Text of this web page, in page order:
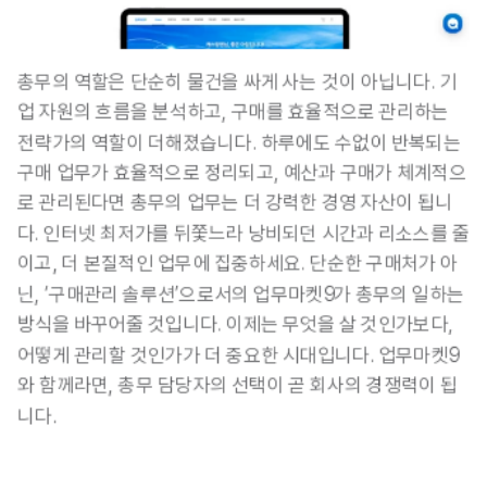
총무의 역할은 단순히 물건을 싸게 사는 것이 아닙니다. 기
업 자원의 흐름을 분석하고, 구매를 효율적으로 관리하는
전략가의 역할이 더해졌습니다. 하루에도 수없이 반복되는
구매 업무가 효율적으로 정리되고, 예산과 구매가 체계적으
로 관리된다면 총무의 업무는 더 강력한 경영 자산이 됩니
다. 인터넷 최저가를 뒤쫓느라 낭비되던 시간과 리소스를 줄
이고, 더 본질적인 업무에 집중하세요. 단순한 구매처가 아
닌, ‘구매관리 솔루션’으로서의 업무마켓9가 총무의 일하는
방식을 바꾸어줄 것입니다. 이제는 무엇을 살 것인가보다,
어떻게 관리할 것인가가 더 중요한 시대입니다. 업무마켓9
와 함께라면, 총무 담당자의 선택이 곧 회사의 경쟁력이 됩
니다.